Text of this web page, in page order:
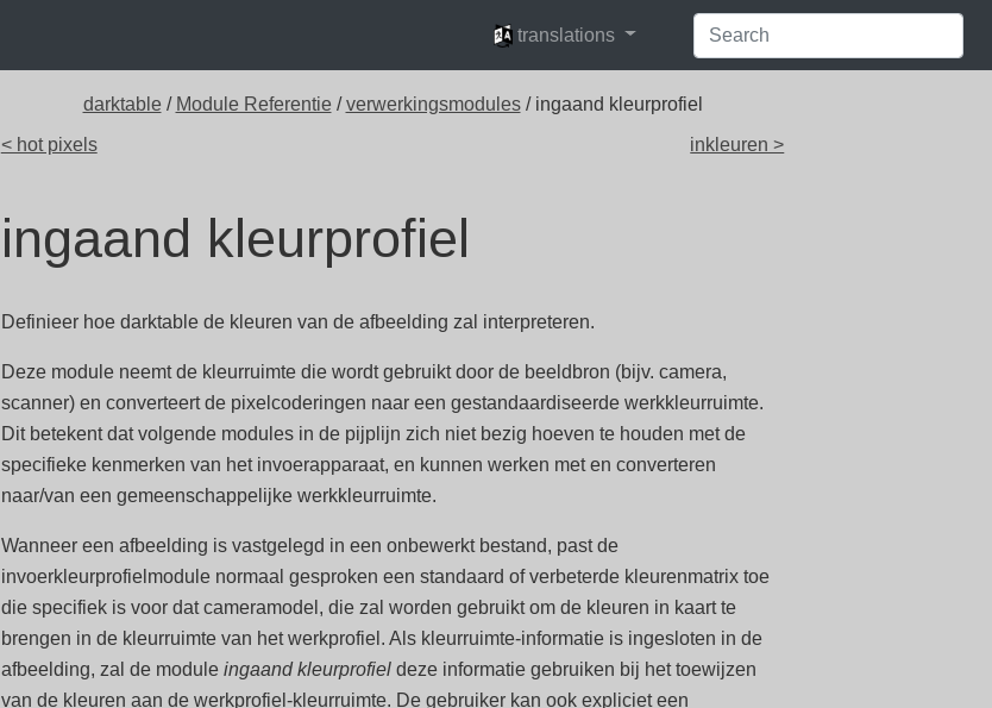
languages
translations
darktable / Module Referentie /verwerkingsmodules/ ingaand kleurprofiel
< hot pixels
inkleuren >
ingaand kleurprofiel
Definieer hoe darktable de kleuren van de afbeelding zal interpreteren.
Deze module neemt de kleurruimte die wordt gebruikt door de beeldbron (bijv. camera,
scanner) en converteert de pixelcoderingen naar een gestandaardiseerde werkkleurruimte.
Dit betekent dat volgende modules in de pijplijn zich niet bezig hoeven te houden met de
specifieke kenmerken van het invoerapparaat, en kunnen werken met en converteren
naar/van een gemeenschappelijke werkkleurruimte.
Wanneer een afbeelding is vastgelegd in een onbewerkt bestand, past de
invoerkleurprofielmodule normaal gesproken een standaard of verbeterde kleurenmatrix toe
die specifiek is voor dat cameramodel, die zal worden gebruikt om de kleuren in kaart te
brengen in de kleurruimte van het werkprofiel. Als kleurruimte-informatie is ingesloten in de
afbeelding, zal de module ingaand kleurprofieldeze informatie gebruiken bij het toewijzen
van de kleuren aan de werkprofiel-kleurruimte. De gebruiker kan ook expliciet een